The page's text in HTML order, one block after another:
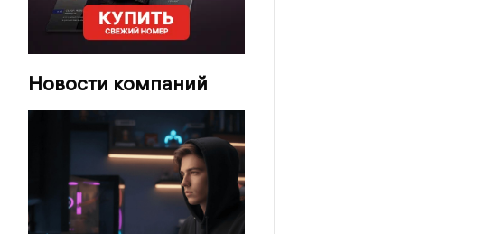
Новости компаний